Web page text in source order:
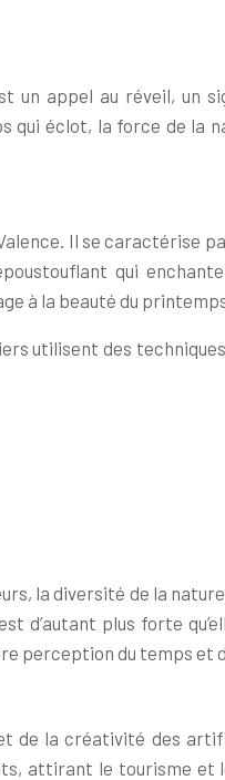
un appel au réveil, un
qui éclot, la force de la
Il se caractérise
qui
à la beauté du
utilisent des
la diversité de la
d’autant plus forte
perception du temps et
et de la créativité des
attirant le tourisme et